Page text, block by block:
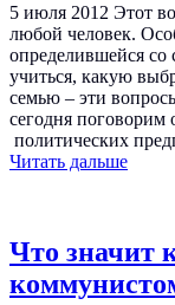
5 июля 2012 Этот
любой человек.
определившейся со
учиться, какую
семью – эти
сегодня поговорим
политических
Читать дальше
Что значит